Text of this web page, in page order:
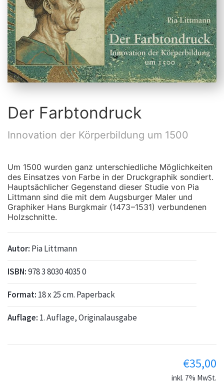
Der Farbtondruck
Innovation der Körperbildung um 1500
Um 1500 wurden ganz unterschiedliche Möglichkeiten
des Einsatzes von Farbe in der Druckgraphik sondiert.
Hauptsächlicher Gegenstand dieser Studie von Pia
Littmann sind die mit dem Augsburger Maler und
Graphiker Hans Burgkmair (1473 –1531) verbundenen
Holzschnitte.
Autor: Pia Littmann
ISBN:978 3 8030 4035 0
Format: 18 x 25 cm. Paperback
Auflage: 1. Auflage, Originalausgabe
€35,00
inkl. 7% MwSt.